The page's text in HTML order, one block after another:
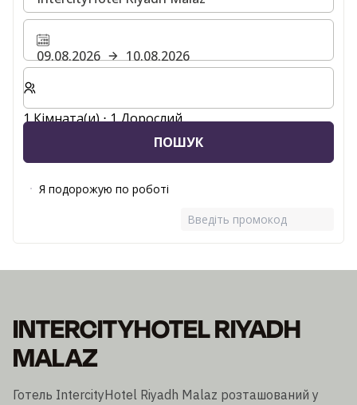
09.08.2026
10.08.2026
Виберіть кількість кімнат та гостей для вашого
1 Кімната(и) ⋅ 1 Дорослий
ПОШУК
Я подорожую по роботі
Введіть промокод
INTERCITYHOTEL RIYADH
MALAZ
Готель IntercityHotel Riyadh Malaz розташований у